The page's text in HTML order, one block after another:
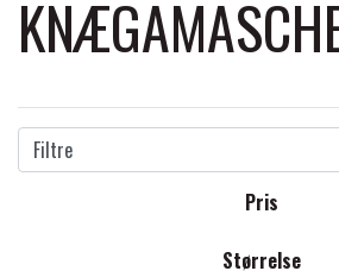
RYTTER
RIDEBUKSER &
TRØJER, BLUSER &
PLEJE &
STRIGLER &
Filtre
Pris
Størrelse